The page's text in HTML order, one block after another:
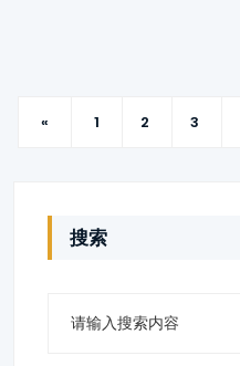
« 1 2 3
搜索